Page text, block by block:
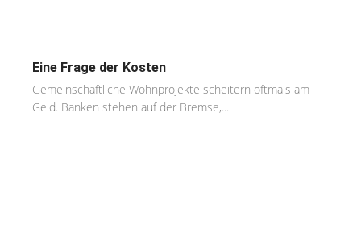
Eine Frage der Kosten
Gemeinschaftliche Wohnprojekte scheitern oftmals am
Geld. Banken stehen auf der Bremse,...